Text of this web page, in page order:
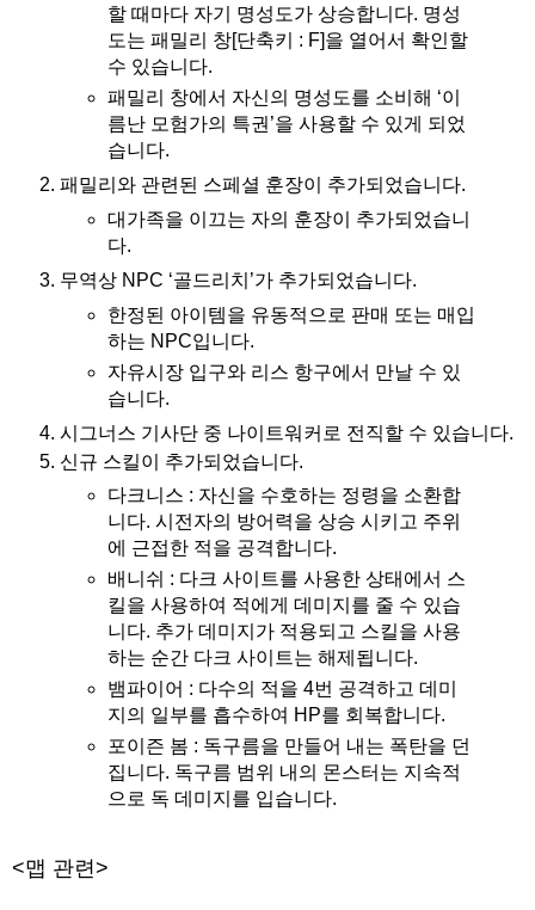
할 때마다 자기 명성도가 상승합니다. 명성
도는 패밀리 창[단축키 : F]을 열어서 확인할
수 있습니다.
패밀리 창에서 자신의 명성도를 소비해 ‘이
름난 모험가의 특권’을 사용할 수 있게 되었
습니다.
패밀리와 관련된 스페셜 훈장이 추가되었습니다.
대가족을 이끄는 자의 훈장이 추가되었습니
다.
무역상 NPC ‘골드리치’가 추가되었습니다.
한정된 아이템을 유동적으로 판매 또는 매입
하는 NPC입니다.
자유시장 입구와 리스 항구에서 만날 수 있
습니다.
시그너스 기사단 중 나이트워커로 전직할 수 있습니다.
신규 스킬이 추가되었습니다.
다크니스 : 자신을 수호하는 정령을 소환합
니다. 시전자의 방어력을 상승 시키고 주위
에 근접한 적을 공격합니다.
배니쉬 : 다크 사이트를 사용한 상태에서 스
킬을 사용하여 적에게 데미지를 줄 수 있습
니다. 추가 데미지가 적용되고 스킬을 사용
하는 순간 다크 사이트는 해제됩니다.
뱀파이어 : 다수의 적을 4번 공격하고 데미
지의 일부를 흡수하여 HP를 회복합니다.
포이즌 봄 : 독구름을 만들어 내는 폭탄을 던
집니다. 독구름 범위 내의 몬스터는 지속적
으로 독 데미지를 입습니다.
<맵 관련>